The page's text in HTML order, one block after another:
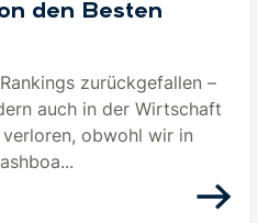
den Besten
zurückgefallen –
auch in der Wirtschaft
obwohl wir in